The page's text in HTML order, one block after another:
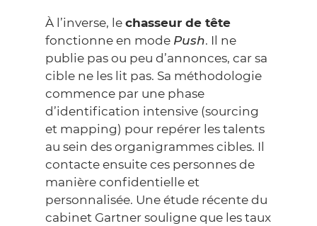
À l’inverse, le chasseur de tête
fonctionne en mode Push. Il ne
publie pas ou peu d’annonces, car sa
cible ne les lit pas. Sa méthodologie
commence par une phase
d’identification intensive (sourcing
et mapping) pour repérer les talents
au sein des organigrammes cibles. Il
contacte ensuite ces personnes de
manière confidentielle et
personnalisée. Une étude récente du
cabinet Gartner souligne que les taux